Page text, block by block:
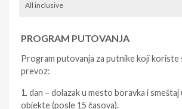
All inclusive
PROGRAM PUTOVANJA
Program putovanja za putnike koji
prevoz:
1. dan – dolazak u mesto boravka i
objekte (posle 15 časova).